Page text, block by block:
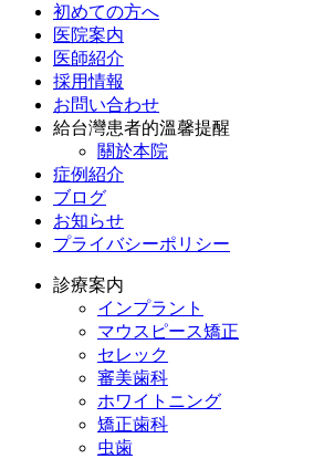
初めての方へ
医院案内
医師紹介
採用情報
お問い合わせ
給台灣患者的溫馨提醒
關於本院
症例紹介
ブログ
お知らせ
プライバシーポリシー
診療案内
インプラント
マウスピース矯正
セレック
審美歯科
ホワイトニング
矯正歯科
虫歯